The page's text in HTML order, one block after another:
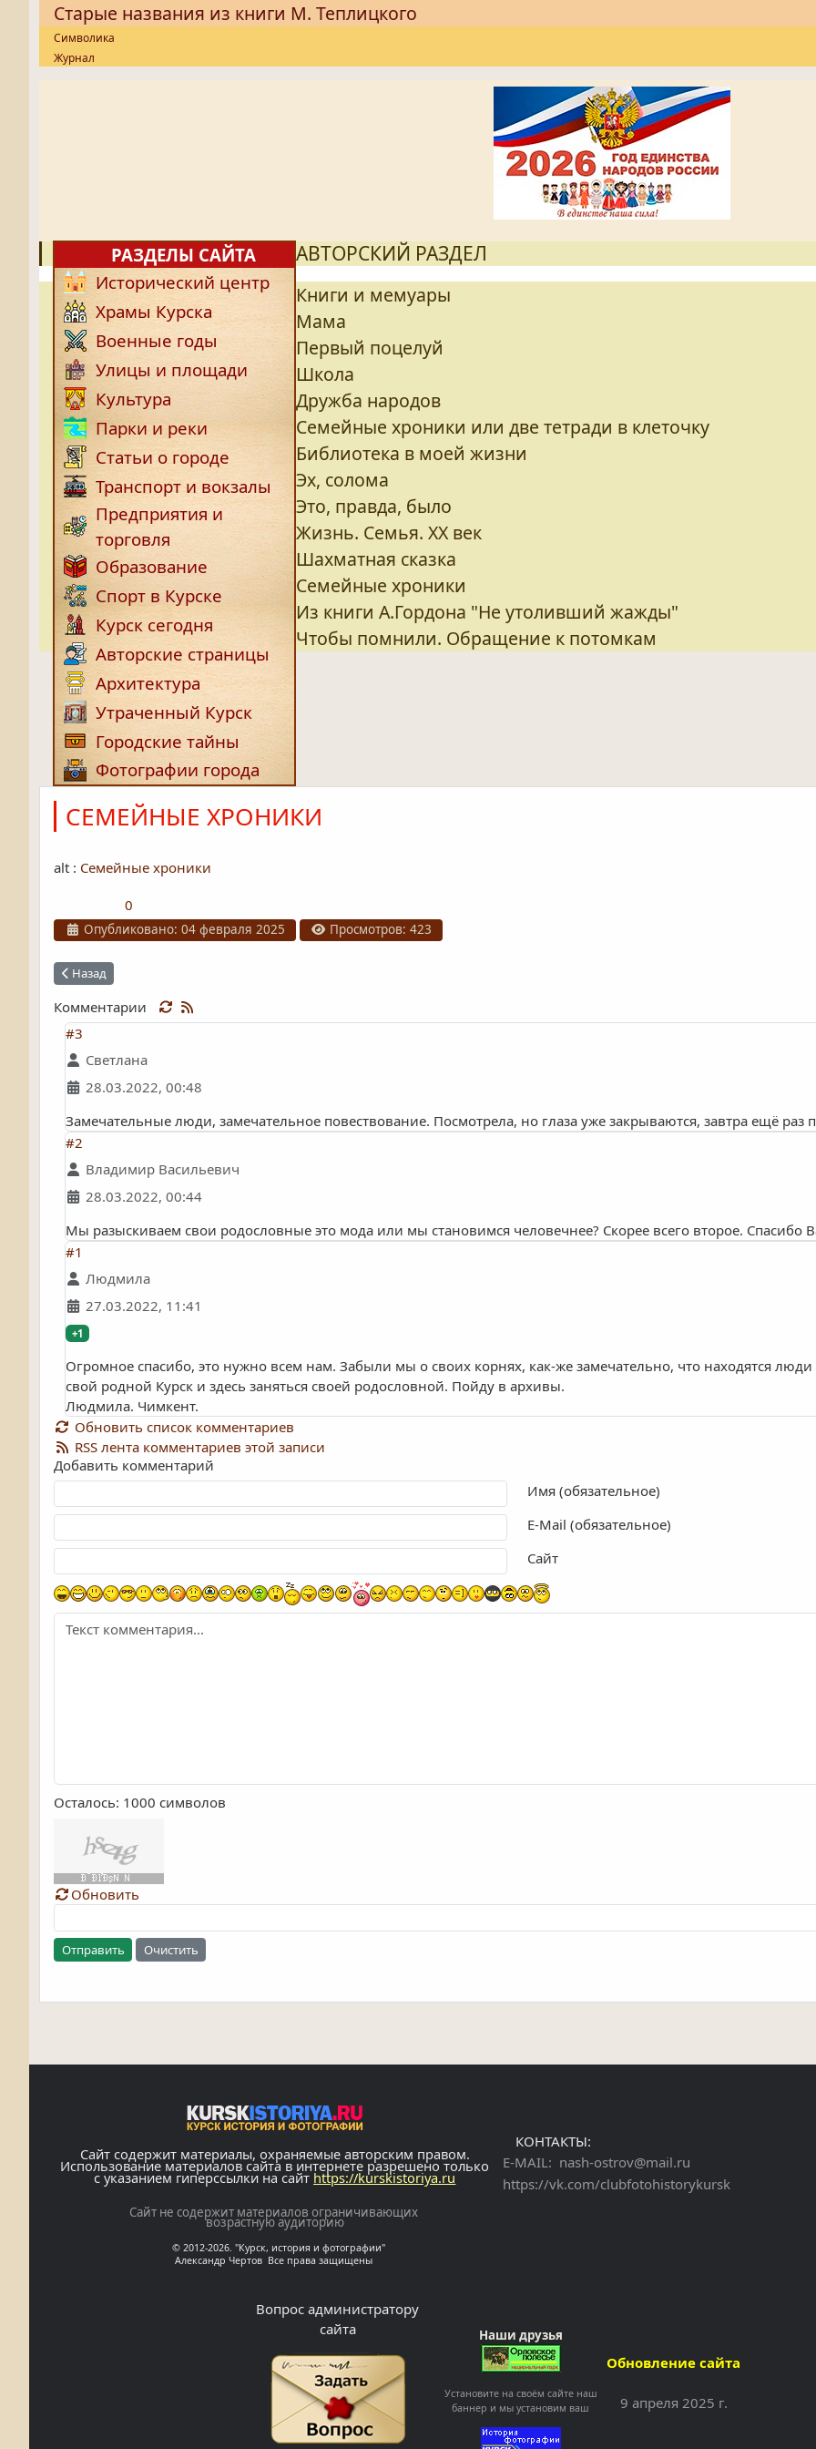
Старые названия из книги М. Теплицкого
Символика
Журнал
РАЗДЕЛЫ САЙТА
Исторический центр
Храмы Курска
Военные годы
Улицы и площади
Культура
Парки и реки
Статьи о городе
Транспорт и вокзалы
Предприятия и
торговля
Образование
Спорт в Курске
Курск сегодня
Авторские страницы
Архитектура
Утраченный Курск
Городские тайны
Фотографии города
АВТОРСКИЙ РАЗДЕЛ
Книги и мемуары
Мама
Первый поцелуй
Школа
Дружба народов
Семейные хроники или две тетради в клеточку
Библиотека в моей жизни
Эх, солома
Это, правда, было
Жизнь. Семья. ХХ век
Шахматная сказка
Семейные хроники
Из книги А.Гордона "Не утоливший жажды"
Чтобы помнили. Обращение к потомкам
СЕМЕЙНЫЕ ХРОНИКИ
alt : Семейные хроники
0
Информация о материале
Опубликовано: 04 февраля 2025 Просмотров: 423
Предыдущий: Чтобы помнили. Обращение к потомкам.
Назад
Комментарии
#3
Светлана
28.03.2022, 00:48
Замечательные люди, замечательное повествование. Посмотрела, но глаза уже закрываются, завтра ещё раз
#2
Владимир Васильевич
28.03.2022, 00:44
Мы разыскиваем свои родословные это мода или мы становимся человечнее? Скорее всего второе. Спасибо
#1
Людмила
27.03.2022, 11:41
+1
Огромное спасибо, это нужно всем нам. Забыли мы о своих корнях, как-же замечательно, что находятся
свой родной Курск и здесь заняться своей родословной. Пойду в архивы.
Людмила. Чимкент.
Обновить список комментариев
RSS лента комментариев этой записи
Добавить комментарий
Имя (обязательное)
E-Mail (обязательное)
Сайт
Осталось: 1000 символов
Обновить
Отправить Очистить
Сайт содержит материалы, охраняемые авторским правом.
Использование материалов сайта в интернете разрешено только
с указанием гиперссылки на сайтhttps://kurskistoriya.ru
Сайт не содержит материалов ограничивающих
возрастную аудиторию
© 2012-2026. "Курск, история и фотографии"
Александр Чертов Все права защищены
КОНТАКТЫ:
E-MAIL: nash-ostrov@mail.ru
https://vk.com/clubfotohistorykursk
Вопрос администратору
сайта
Наши друзья
Установите на своём сайте наш
баннер и мы установим ваш
Обновление сайта
9 апреля 2025 г.